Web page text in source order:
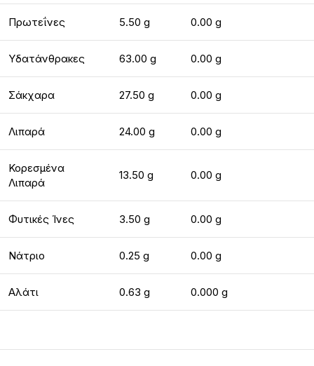
Πρωτεΐνες 5.50 g 0.00 g
Υδατάνθρακες 63.00 g 0.00 g
Σάκχαρα 27.50 g 0.00 g
Λιπαρά 24.00 g 0.00 g
Κορεσμένα
Λιπαρά
13.50 g 0.00 g
Φυτικές Ίνες 3.50 g 0.00 g
Νάτριο 0.25 g 0.00 g
Αλάτι 0.63 g 0.000 g